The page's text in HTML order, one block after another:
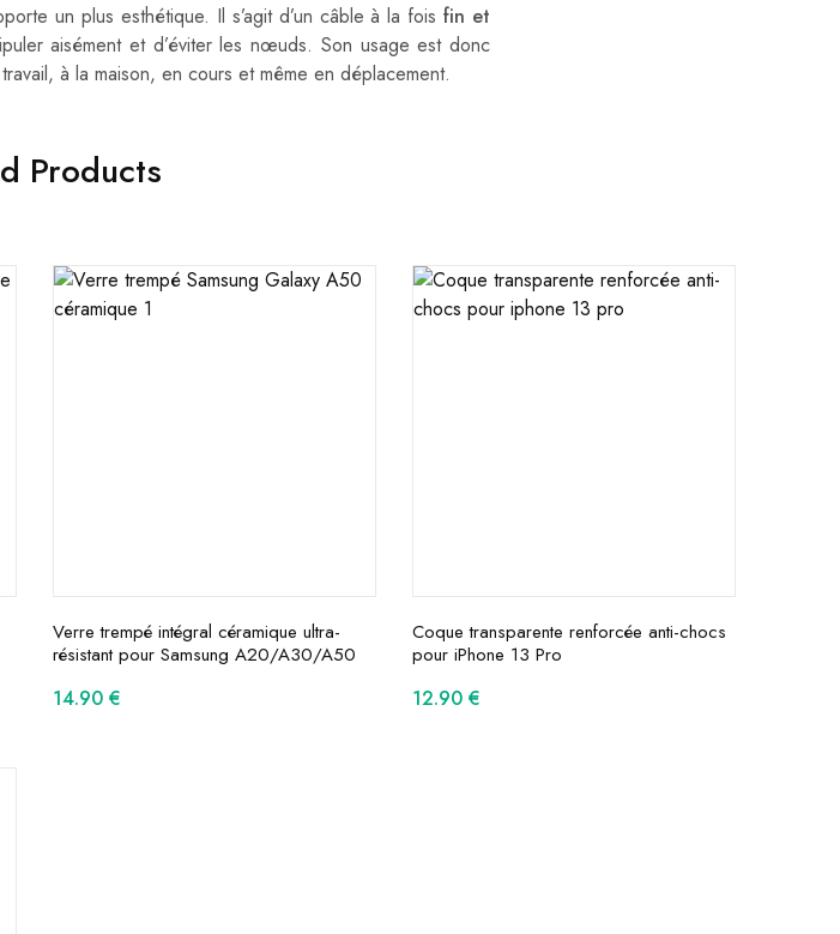
un plus esthétique. Il s’agit d’un câble à la foisfin et
aisément et d’éviter les nœuds. Son usage est donc
à la maison, en cours et même en déplacement.
Products
Verre trempé intégral céramique ultra-
résistant pour Samsung A20/A30/A50
14.90 €
Coque transparente renforcée anti-chocs
pour iPhone 13 Pro
12.90 €